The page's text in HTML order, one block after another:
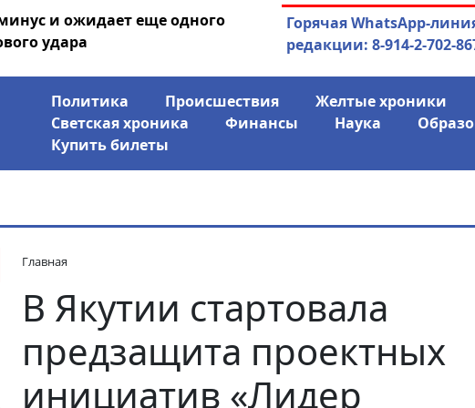
и ожидает еще одного
удара
04.08.2026Маринычев у
Горячая WhatsApp-
редакции: 8-914-2-702-
Политика Происшествия Желтые хроники
Светская хроника
Финансы Наука
Купить билеты
Главная
В Якутии стартовала
предзащита проектных
инициатив «Лидер